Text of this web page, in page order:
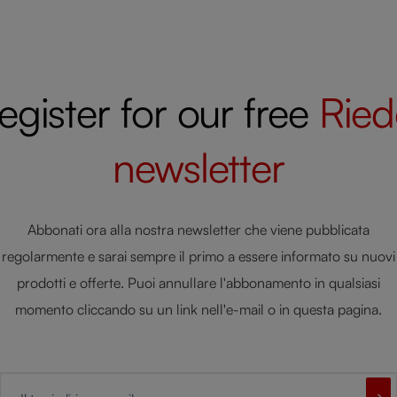
for our free
newsletter
Abbonati ora alla nostra newsletter che viene pubblicata
regolarmente e sarai sempre il primo a essere informato su nuovi
prodotti e offerte. Puoi annullare l'abbonamento in qualsiasi
momento cliccando su un link nell'e-mail o in questa pagina.